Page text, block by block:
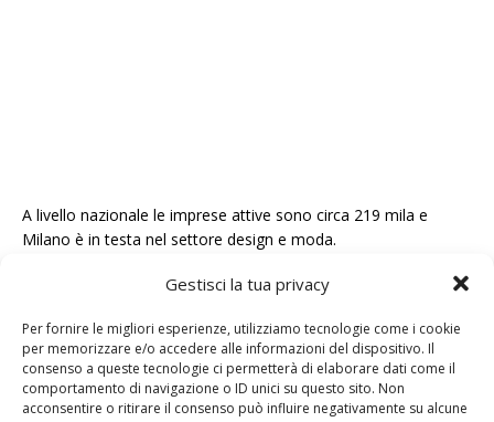
Gestisci la tua privacy
Per fornire le migliori esperienze, utilizziamo tecnologie come i cookie
per memorizzare e/o accedere alle informazioni del dispositivo. Il
consenso a queste tecnologie ci permetterà di elaborare dati come il
comportamento di navigazione o ID unici su questo sito. Non
acconsentire o ritirare il consenso può influire negativamente su alcune
A livello nazionale le imprese attive sono circa 219 mila e
Milano è in testa nel settore design e moda.
Milano Fashion week
La settimana della moda di Milano, ormai conosciuta a livello
internazionale col nome di “Milano Fashion Week” è una
celebre manifestazione della durata, appunto, di una
settimana che si ripete due volte all’anno a Milano e che punta